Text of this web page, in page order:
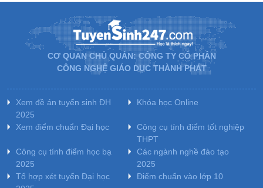
CƠ QUAN CHỦ QUẢN: CÔNG TY CỔ PHẦN
CÔNG NGHỆ GIÁO DỤC THÀNH PHÁT
Xem đề án tuyển sinh ĐH
2025
Khóa học Online
Xem điểm chuẩn Đại học
Công cụ tính điểm tốt nghiệp
THPT
Công cụ tính điểm học bạ
2025
Các ngành nghề đào tạo
2025
Tổ hợp xét tuyển Đại học
Điểm chuẩn vào lớp 10